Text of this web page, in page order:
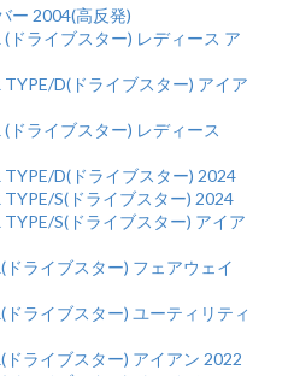
ー 2004(高反発)
ドライブスター) レディース ア
D(ドライブスター) アイア
ドライブスター) レディース
TYPE/D(ドライブスター) 2024
S(ドライブスター) 2024
S(ドライブスター) アイア
ドライブスター) フェアウェイ
ライブスター) ユーティリティ
ドライブスター) アイアン 2022